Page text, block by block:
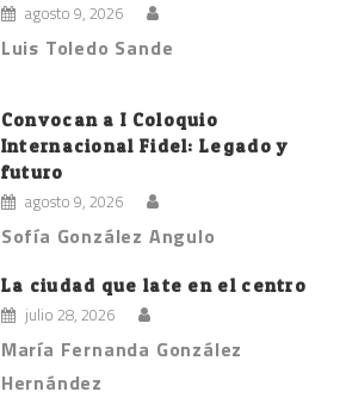
agosto 9, 2026
Luis Toledo Sande
Convocan a I Coloquio
Internacional Fidel: Legado y
futuro
agosto 9, 2026
Sofía González Angulo
La ciudad que late en el centro
julio 28, 2026
María Fernanda González
Hernández